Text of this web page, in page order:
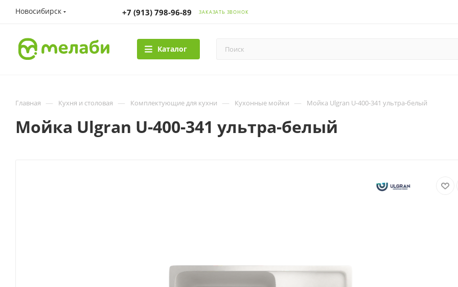
Новосибирск +7 (913) 798-96-89 ЗАКАЗАТЬ ЗВОНОК
Каталог
Главная — Кухня и столовая — Комплектующие для кухни — Кухонные мойки — Мойка Ulgran U-400-341 ультра-белый
Мойка Ulgran U-400-341 ультра-белый